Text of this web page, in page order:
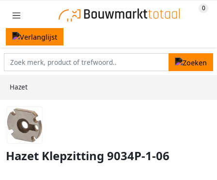
Hazet
Hazet Klepzitting 9034P-1-06